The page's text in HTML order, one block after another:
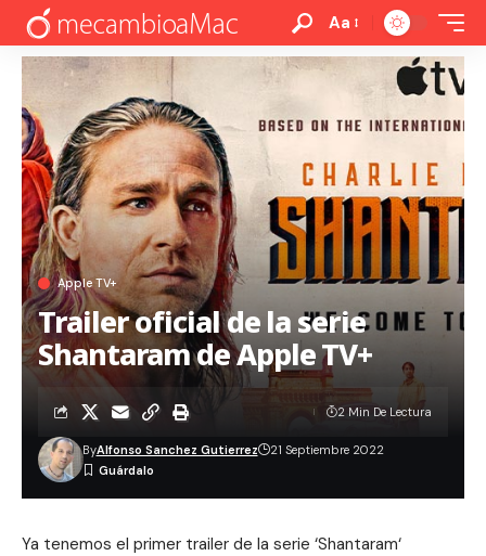
Aa
Apple TV+
Trailer oficial de la serie
Shantaram de Apple TV+
ByAlfonso Sanchez Gutierrez 21 Septiembre 2022
2 Min De Lectura
Ya tenemos el primer trailer de la serie ‘Shantaram‘